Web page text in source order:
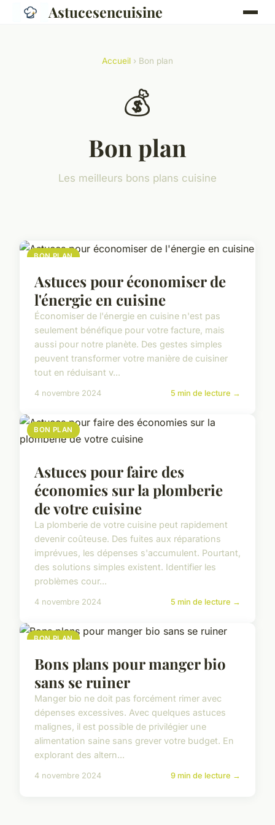
Astucesencuisine
Accueil › Bon plan
💰
Bon plan
Les meilleurs bons plans cuisine
BON PLAN
Astuces pour économiser de
l'énergie en cuisine
Économiser de l'énergie en cuisine n'est pas
seulement bénéfique pour votre facture, mais
aussi pour notre planète. Des gestes simples
peuvent transformer votre manière de cuisiner
tout en réduisant v...
4 novembre 2024 5 min de lecture →
BON PLAN
Astuces pour faire des
économies sur la plomberie
de votre cuisine
La plomberie de votre cuisine peut rapidement
devenir coûteuse. Des fuites aux réparations
imprévues, les dépenses s'accumulent. Pourtant,
des solutions simples existent. Identifier les
problèmes cour...
4 novembre 2024 5 min de lecture →
BON PLAN
Bons plans pour manger bio
sans se ruiner
Manger bio ne doit pas forcément rimer avec
dépenses excessives. Avec quelques astuces
malignes, il est possible de privilégier une
alimentation saine sans grever votre budget. En
explorant des altern...
4 novembre 2024 9 min de lecture →